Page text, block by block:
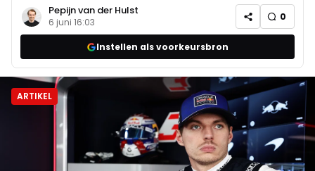
Pepijn van der Hulst
6 juni 16:03 0
Instellen als voorkeursbron
ARTIKEL